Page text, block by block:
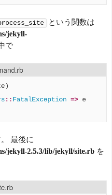
という関数は
jekyll-
で
)
::FatalException => e
最後に
jekyll-2.5.3/lib/jekyll/site.rb を